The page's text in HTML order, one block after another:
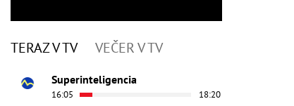
TERAZ V TV VEČER V TV
Superinteligencia
16:05 18:20